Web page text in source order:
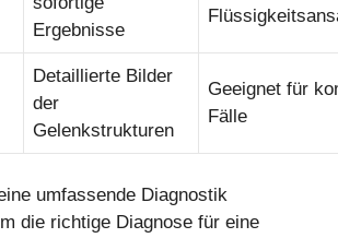
Ergebnisse
Detaillierte Bilder
der
Gelenkstrukturen
Geeignet für
Fälle
umfassende Diagnostik
die richtige Diagnose für eine